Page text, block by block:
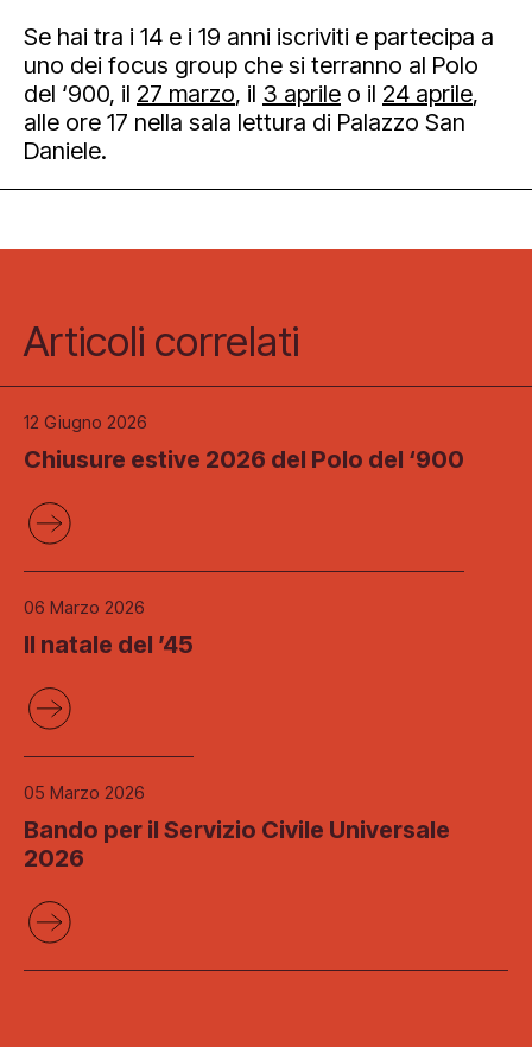
Se hai tra i 14 e i 19 anni iscriviti e partecipa a
uno dei focus group che si terranno al Polo
del ‘900, il 27 marzo, il 3 aprile o il 24 aprile,
alle ore 17 nella sala lettura di Palazzo San
Daniele.
Articoli correlati
12 Giugno 2026
Chiusure estive 2026 del Polo del ‘900
06 Marzo 2026
Il natale del ’45
05 Marzo 2026
Bando per il Servizio Civile Universale
2026